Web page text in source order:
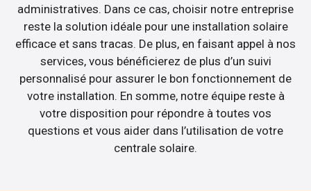
administratives. Dans ce cas, choisir notre entreprise
reste la solution idéale pour une installation solaire
efficace et sans tracas. De plus, en faisant appel à nos
services, vous bénéficierez de plus d’un suivi
personnalisé pour assurer le bon fonctionnement de
votre installation. En somme, notre équipe reste à
votre disposition pour répondre à toutes vos
questions et vous aider dans l’utilisation de votre
centrale solaire.